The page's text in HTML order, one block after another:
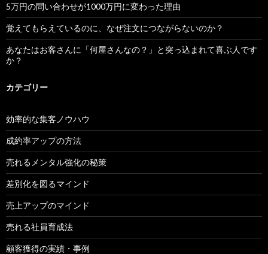
5万円の問い合わせが1000万円に変わった理由
覚えてもらえているのに、なぜ注文につながらないのか？
あなたはお客さんに「何屋さんなの？」と突っ込まれて喜ぶ人です
か？
カテゴリー
効率的な集客ノウハウ
成約率アップの方法
売れるメンタル強化の秘策
差別化を図るマインド
売上アップのマインド
売れる社員育成法
顧客獲得の実績・事例